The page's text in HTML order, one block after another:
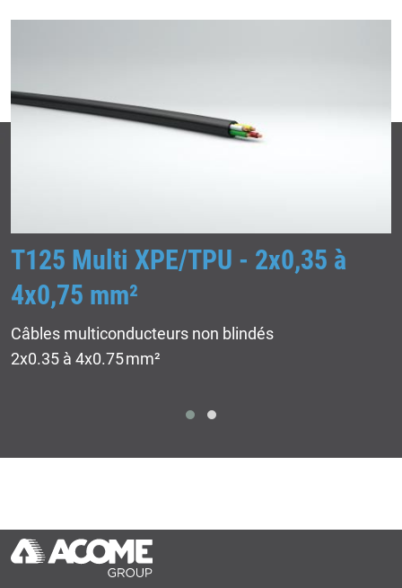
T125 Multi XPE/TPU - 2x0,35 à
4x0,75 mm²
Câbles multiconducteurs non blindés
2x0.35 à 4x0.75 mm²